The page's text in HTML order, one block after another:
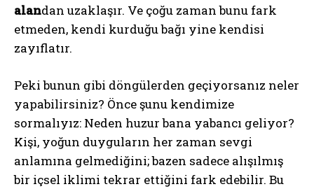
alandan uzaklaşır. Ve çoğu zaman bunu fark
etmeden, kendi kurduğu bağı yine kendisi
zayıflatır.
Peki bunun gibi döngülerden geçiyorsanız neler
yapabilirsiniz? Önce şunu kendimize
sormalıyız: Neden huzur bana yabancı geliyor?
Kişi, yoğun duyguların her zaman sevgi
anlamına gelmediğini; bazen sadece alışılmış
bir içsel iklimi tekrar ettiğini fark edebilir. Bu